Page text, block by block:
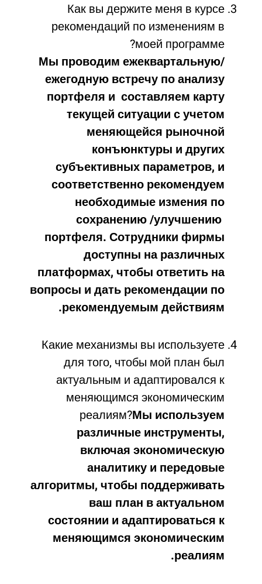
Как вы держите меня в курсе
рекомендаций по изменениям в
моей программе?
Мы проводим ежеквартальную/
ежегодную встречу по анализу
портфеля и составляем карту
текущей ситуации с учетом
меняющейся рыночной
конъюнктуры и других
субъективных параметров, и
соответственно рекомендуем
необходимые измения по
сохранению /улучшению
портфеля. Сотрудники фирмы
доступны на различных
платформах, чтобы ответить на
вопросы и дать рекомендации по
рекомендуемым действиям.
Какие механизмы вы используете
для того, чтобы мой план был
актуальным и адаптировался к
меняющимся экономическим
реалиям?Мы используем
различные инструменты,
включая экономическую
аналитику и передовые
алгоритмы, чтобы поддерживать
ваш план в актуальном
состоянии и адаптироваться к
меняющимся экономическим
реалиям.